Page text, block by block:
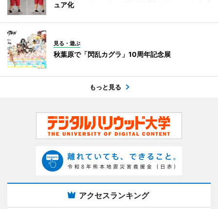
ュア化
見る・遊ぶ
秋葉原で「閃乱カグラ」10周年記念展
もっと見る
アクセスランキング